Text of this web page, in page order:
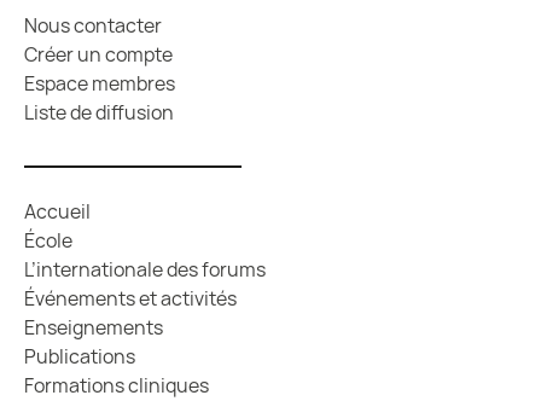
Nous contacter
Créer un compte
Espace membres
Liste de diffusion
Accueil
École
L’internationale des forums
Événements et activités
Enseignements
Publications
Formations cliniques